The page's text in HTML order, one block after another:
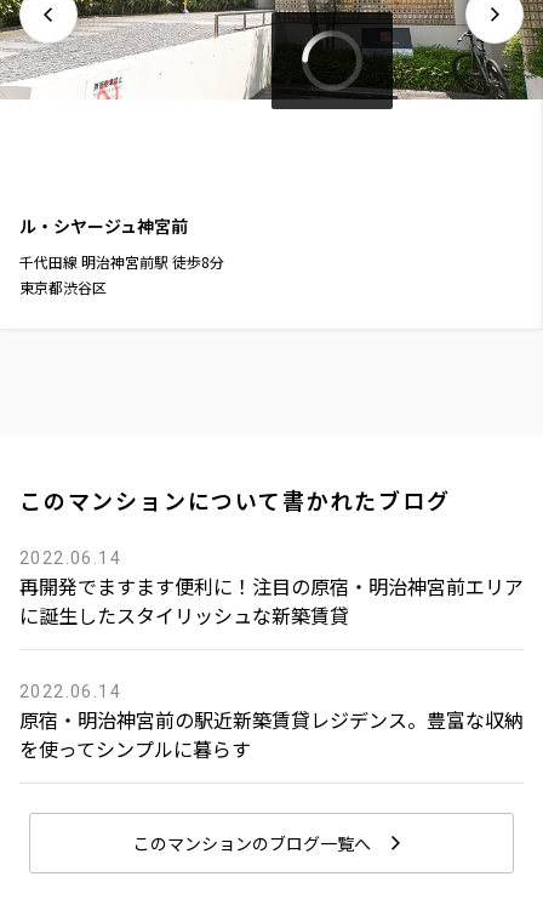
ル・シヤージュ神宮前
千代田線 明治神宮前駅 徒歩8分
東京都渋谷区
このマンションについて書かれたブログ
2022.06.14
再開発でますます便利に！注目の原宿・明治神宮前エリア
に誕生したスタイリッシュな新築賃貸
2022.06.14
原宿・明治神宮前の駅近新築賃貸レジデンス。豊富な収納
を使ってシンプルに暮らす
このマンションのブログ一覧へ